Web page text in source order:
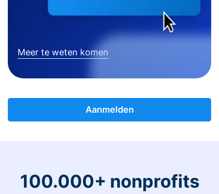
Meer te weten komen
Aanmelden
100.000+ nonprofits